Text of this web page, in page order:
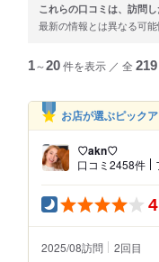
これらの口コミは、訪問
最新の情報とは異なる可
1～20件を表示 ／ 全 219
お店が選ぶピック
♡akn♡
口コミ2458件
2025/08訪問 2回目